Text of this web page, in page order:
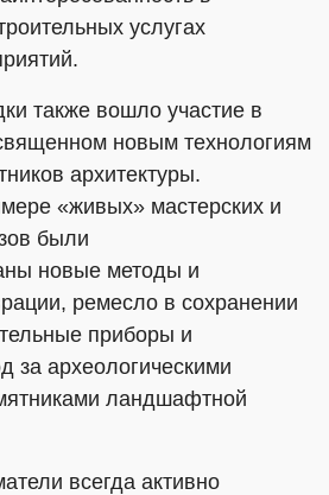
услугах
также вошло участие в
новым технологиям
архитектуры.
«живых» мастерских и
были
новые методы и
ремесло в сохранении
приборы и
за археологическими
ландшафтной
всегда активно